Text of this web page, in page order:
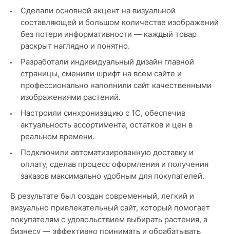
Сделали основной акцент на визуальной
составляющей и большом количестве изображений
без потери информативности — каждый товар
раскрыт наглядно и понятно.
Разработали индивидуальный дизайн главной
страницы, сменили шрифт на всем сайте и
профессионально наполнили сайт качественными
изображениями растений.
Настроили синхронизацию с 1С, обеспечив
актуальность ассортимента, остатков и цен в
реальном времени.
Подключили автоматизированную доставку и
оплату, сделав процесс оформления и получения
заказов максимально удобным для покупателей.
В результате был создан современный, легкий и
визуально привлекательный сайт, который помогает
покупателям с удовольствием выбирать растения, а
бизнесу — эффективно принимать и обрабатывать